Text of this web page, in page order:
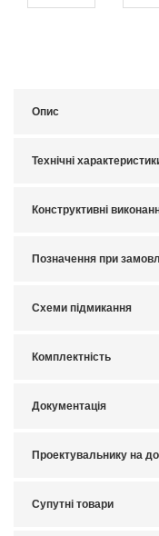
Опис
Технічні
Конструктивні
Позначення при
Схеми підмикання
Комплектність
Документація
Проектувальнику на
Супутні товари